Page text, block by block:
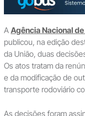
A Agência Nacional
publicou, na edição
da União, duas
Os atos tratam da
e da modificação de
transporte rodoviário
As decisões foram